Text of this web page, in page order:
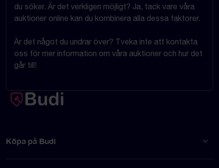
du söker. Är det verkligen möjligt? Ja, tack vare våra
auktioner online kan du kombinera alla dessa faktorer.
Är det något du undrar över? Tveka inte att kontakta
oss för mer information om våra auktioner och hur det
går till!
Köpa på Budi